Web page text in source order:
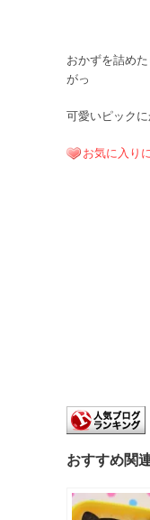
おかずを詰め
がっ
可愛いピック
お気に入り
おすすめ関